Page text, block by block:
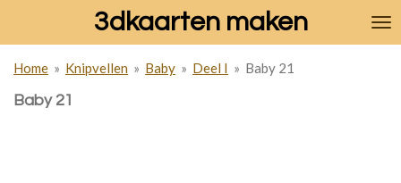
de
hoofdinhoud
3dkaarten maken
Home » Knipvellen » Baby » Deel I » Baby 21
Baby 21